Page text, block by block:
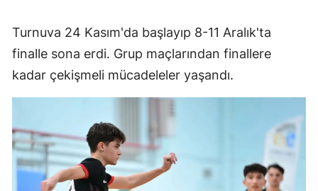
Turnuva 24 Kasım'da başlayıp 8-11 Aralık'ta
finalle sona erdi. Grup maçlarından finallere
kadar çekişmeli mücadeleler yaşandı.